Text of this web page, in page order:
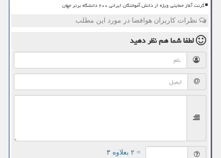
گرنت آغاز حمایتی ویژه از دانش آموختگان ایرانی ۲۰۰ دانشگاه برتر جهان
نظرات کاربران هوافضا در مورد این مطلب
لطفا شما همنظر دهید
= ۲ بعلاوه ۳